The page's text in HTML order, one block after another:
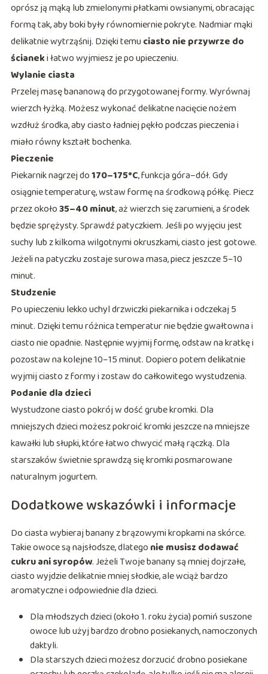
oprósz ją mąką lub zmielonymi płatkami owsianymi, obracając
formą tak, aby boki były równomiernie pokryte. Nadmiar mąki
delikatnie wytrząśnij. Dzięki temuciasto nie przywrze do
ścianeki łatwo wyjmiesz je po upieczeniu.
Wylanie ciasta
Przelej masę bananową do przygotowanej formy. Wyrównaj
wierzch łyżką. Możesz wykonać delikatne nacięcie nożem
wzdłuż środka, aby ciasto ładniej pękło podczas pieczenia i
miało równy kształt bochenka.
Pieczenie
Piekarnik nagrzej do170–175°C, funkcja góra–dół. Gdy
osiągnie temperaturę, wstaw formę na środkową półkę. Piecz
przez około35–40 minut, aż wierzch się zarumieni, a środek
będzie sprężysty. Sprawdź patyczkiem. Jeśli po wyjęciu jest
suchy lub z kilkoma wilgotnymi okruszkami, ciasto jest gotowe.
Jeżeli na patyczku zostaje surowa masa, piecz jeszcze 5–10
minut.
Studzenie
Po upieczeniu lekko uchyl drzwiczki piekarnika i odczekaj 5
minut. Dzięki temu różnica temperatur nie będzie gwałtowna i
ciasto nie opadnie. Następnie wyjmij formę, odstaw na kratkę i
pozostaw na kolejne 10–15 minut. Dopiero potem delikatnie
wyjmij ciasto z formy i zostaw do całkowitego wystudzenia.
Podanie dla dzieci
Wystudzone ciasto pokrój w dość grube kromki. Dla
mniejszych dzieci możesz pokroić kromki jeszcze na mniejsze
kawałki lub słupki, które łatwo chwycić małą rączką. Dla
starszaków świetnie sprawdzą się kromki posmarowane
naturalnym jogurtem.
Dodatkowe wskazówki i informacje
Do ciasta wybieraj banany z brązowymi kropkami na skórce.
Takie owoce są najsłodsze, dlatego nie musisz dodawać
cukru ani syropów. Jeżeli Twoje banany są mniej dojrzałe,
ciasto wyjdzie delikatnie mniej słodkie, ale wciąż bardzo
aromatyczne i odpowiednie dla dzieci.
Dla młodszych dzieci (około 1. roku życia) pomiń suszone
owoce lub użyj bardzo drobno posiekanych, namoczonych
daktyli.
Dla starszych dzieci możesz dorzucić drobno posiekane